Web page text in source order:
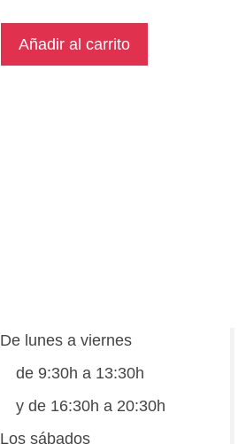
Añadir al carrito
De lunes a viernes
de 9:30h a 13:30h
y de 16:30h a 20:30h
Los sábados